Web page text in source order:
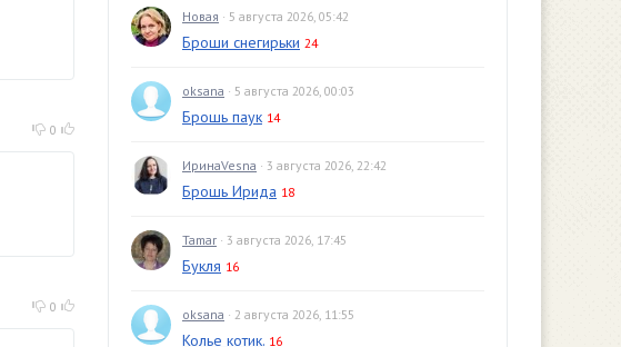
0
0
Новая · 5 августа 2026, 05:42
Броши снегирьки 24
oksana · 5 августа 2026, 00:03
Брошь паук 14
ИринаVesna · 3 августа 2026, 22:42
Брошь Ирида 18
Tamar · 3 августа 2026, 17:45
Букля 16
oksana · 2 августа 2026, 11:55
Колье котик. 16